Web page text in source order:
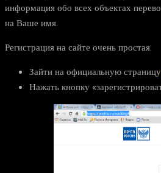
информация обо всех объектах
на Ваше имя.
Регистрация на сайте очень простая:
Зайти на официальную страницу
Нажать кнопку